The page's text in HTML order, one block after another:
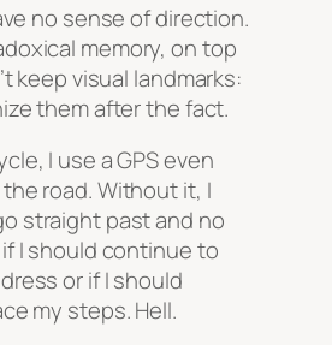
no sense of direction.
memory, on top
keep visual landmarks:
them after the fact.
I use a GPS even
road. Without it, I
straight past and no
I should continue to
or if I should
my steps. Hell.